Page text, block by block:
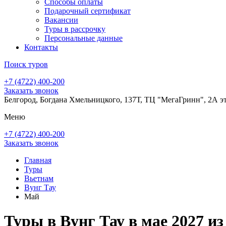
Подарочный сертификат
Вакансии
Туры в рассрочку
Персональные данные
Контакты
Поиск туров
+7 (4722) 400-200
Заказать звонок
Белгород, Богдана Хмельницкого, 137Т, ТЦ "МегаГринн", 2А
Меню
+7 (4722) 400-200
Заказать звонок
Главная
Туры
Вьетнам
Вунг Тау
Май
Туры в Вунг Тау в мае 2027